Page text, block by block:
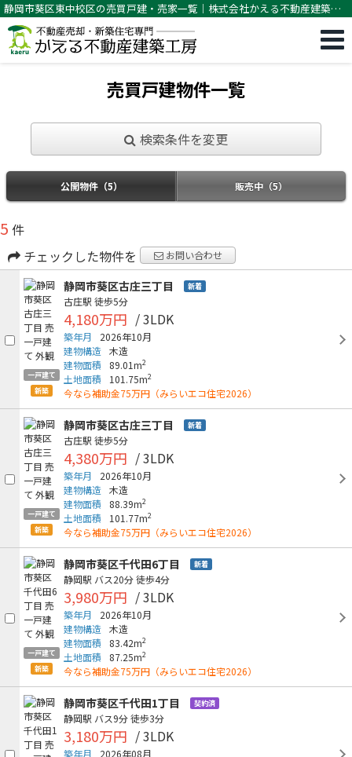
静岡市葵区東中校区の売買戸建・売家一覧｜株式会社かえる不動産建築工
房
売買戸建物件一覧
検索条件を変更
公開物件（5） 販売中（5）
5 件
チェックした物件を
お問い合わせ
一戸建て
新築
静岡市葵区古庄三丁目 新着
古庄駅 徒歩5分
4,180万円 / 3LDK
築年月
2026年10月
建物構造 木造
建物面積
89.01m2
土地面積 101.75m2
今なら補助金75万円（みらいエコ住宅2026）
一戸建て
新築
静岡市葵区古庄三丁目 新着
古庄駅 徒歩5分
4,380万円 / 3LDK
築年月
2026年10月
建物構造 木造
建物面積
88.39m2
土地面積 101.77m2
今なら補助金75万円（みらいエコ住宅2026）
一戸建て
新築
静岡市葵区千代田6丁目 新着
静岡駅 バス20分徒歩4分
3,980万円 / 3LDK
築年月
2026年10月
建物構造 木造
建物面積
83.42m2
土地面積 87.25m2
今なら補助金75万円（みらいエコ住宅2026）
静岡市葵区千代田1丁目 契約済
静岡駅 バス9分徒歩3分
3,180万円 / 3LDK
築年月
2026年08月